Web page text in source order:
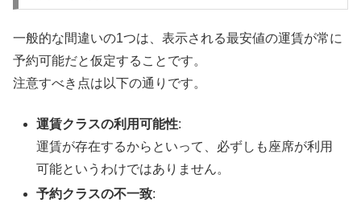
一般的な間違いの1つは、表示される最安値の運賃が常に
予約可能だと仮定することです。
注意すべき点は以下の通りです。
運賃クラスの利用可能性:
運賃が存在するからといって、必ずしも座席が利用
可能というわけではありません。
予約クラスの不一致: